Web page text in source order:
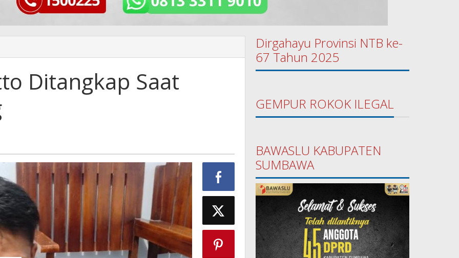
Ditangkap Saat
Dirgahayu Provinsi NTB ke-
67 Tahun 2025
GEMPUR ROKOK ILEGAL
BAWASLU KABUPATEN
SUMBAWA